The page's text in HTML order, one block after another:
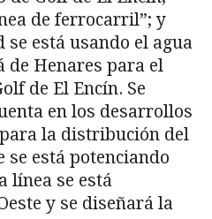
de ferrocarril”; y
se está usando el agua
de Henares para el
de El Encín. Se
en los desarrollos
la distribución del
se está potenciando
línea se está
y se diseñará la